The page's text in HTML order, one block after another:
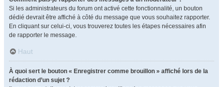
Si les administrateurs du forum ont activé cette fonctionnalité, un bouton
dédié devrait être affiché à côté du message que vous souhaitez rapporter.
En cliquant sur celui-ci, vous trouverez toutes les étapes nécessaires afin
de rapporter le message.
Haut
À quoi sert le bouton « Enregistrer comme brouillon » affiché lors de la
rédaction d’un sujet ?